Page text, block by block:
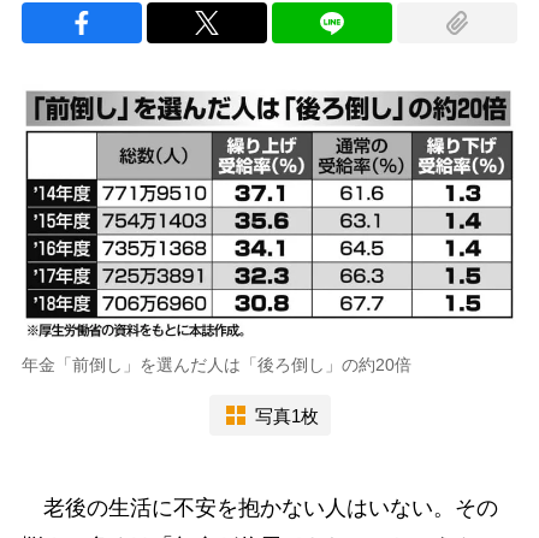
年金「前倒し」を選んだ人は「後ろ倒し」の約20倍
写真1枚
老後の生活に不安を抱かない人はいない。その